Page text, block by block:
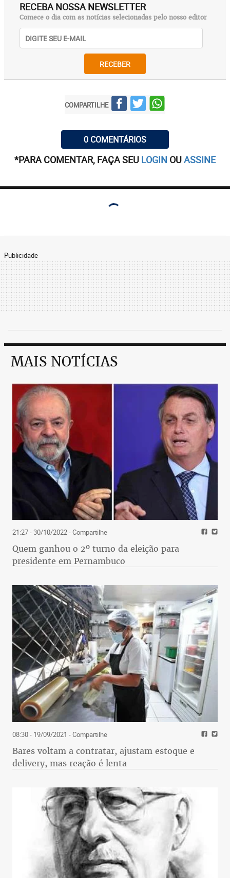
RECEBA NOSSA NEWSLETTER
Comece o dia com as notícias selecionadas pelo nosso editor
RECEBER
COMPARTILHE
0 COMENTÁRIOS
*PARA COMENTAR, FAÇA SEU LOGIN OUASSINE
Publicidade
MAIS NOTÍCIAS
21:27 - 30/10/2022- Compartilhe
Quem ganhou o 2º turno da eleição para
presidente em Pernambuco
08:30 - 19/09/2021 - Compartilhe
Bares voltam a contratar, ajustam estoque e
delivery, mas reação é lenta